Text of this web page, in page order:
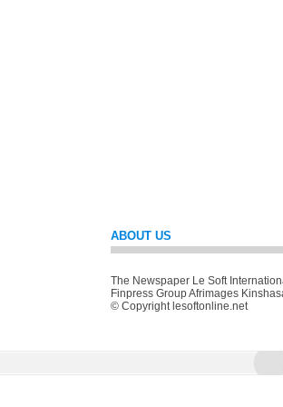
ABOUT US
The Newspaper Le Soft
Finpress Group Afrimages
© Copyright lesoftonline.net